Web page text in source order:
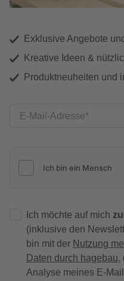
Exklusive Angebote
Kreative Ideen &
Produktneuheiten und
E-Mail-Adresse
Ich möchte auf mich
(inklusive den
bin mit der Nutzung
Daten durch hagebau,
Analyse meines E-